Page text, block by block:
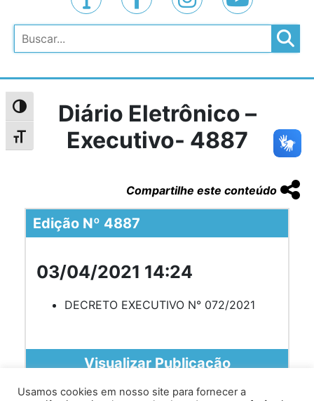
Alternar alto contraste
Alternar tamanho da fonte
Pesquisar
Diário Eletrônico –
Executivo- 4887
Compartilhe este conteúdo
Edição Nº 4887
03/04/2021 14:24
DECRETO EXECUTIVO N° 072/2021
Visualizar Publicação
Usamos cookies em nosso site para fornecer a